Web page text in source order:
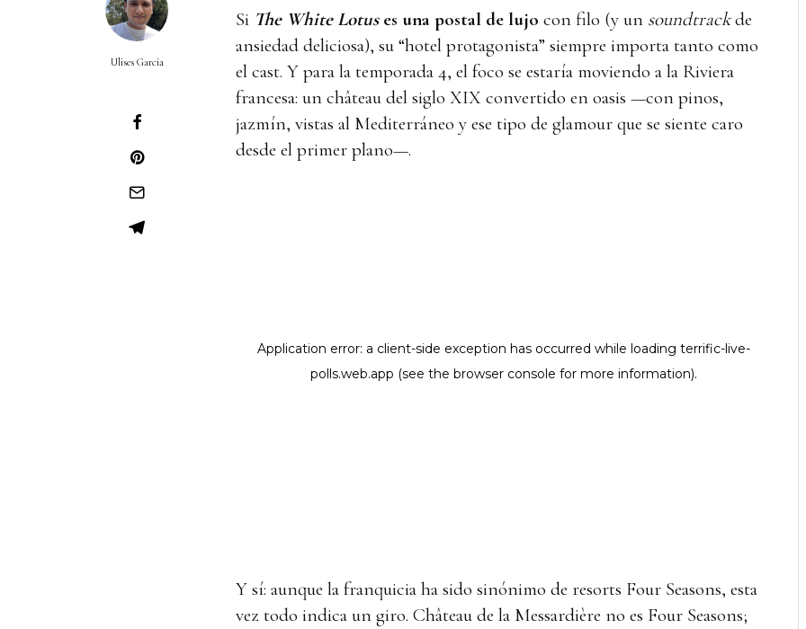
Ulises Garcia
Si The White Lotuses una postal de lujo con filo (y un soundtrackde
ansiedad deliciosa), su “hotel protagonista” siempre importa tanto como
el cast. Y para la temporada 4, el foco se estaría moviendo a la Riviera
francesa: un château del siglo XIX convertido en oasis —con pinos,
jazmín, vistas al Mediterráneo y ese tipo de glamour que se siente caro
desde el primer plano—.
Y sí: aunque la franquicia ha sido sinónimo de resorts Four Seasons, esta
vez todo indica un giro. Château de la Messardière no es Four Seasons;